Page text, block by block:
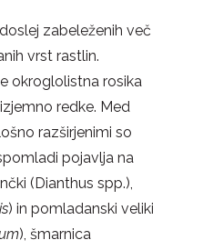
zabeleženih več
vrst rastlin.
okroglolistna rosika
redke. Med
razširjenimi so
pojavlja na
(Dianthus spp.),
) in pomladanski veliki
), šmarnica